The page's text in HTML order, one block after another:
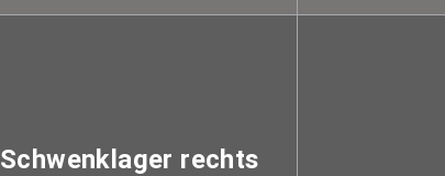
Schwenklager rechts